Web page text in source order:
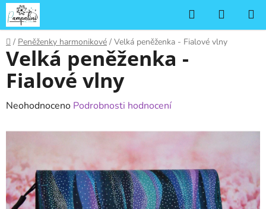
Přejít
na
obsah
Hledat
KOŠÍK
Domů
/ Peněženky harmonikové / Velká peněženka - Fialové vlny
Velká peněženka -
Fialové vlny
Průměrné
0,0
z
5
Neohodnoceno Podrobnosti hodnocení